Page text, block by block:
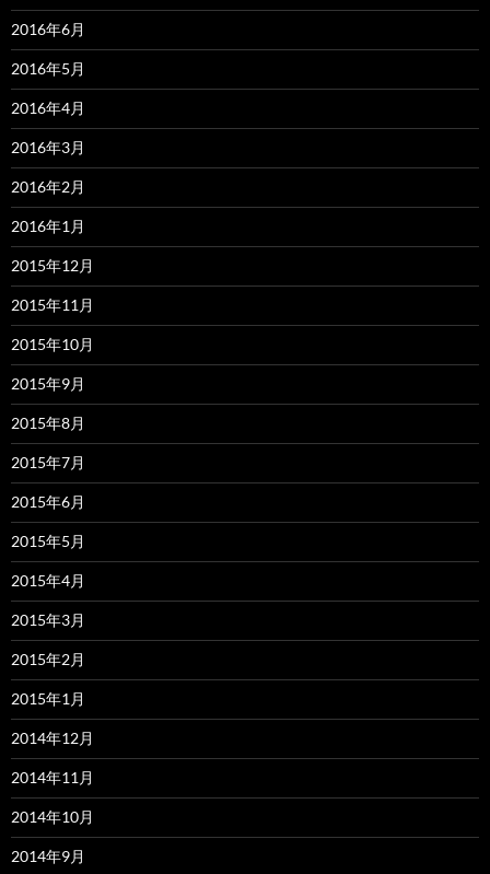
2016年6月
2016年5月
2016年4月
2016年3月
2016年2月
2016年1月
2015年12月
2015年11月
2015年10月
2015年9月
2015年8月
2015年7月
2015年6月
2015年5月
2015年4月
2015年3月
2015年2月
2015年1月
2014年12月
2014年11月
2014年10月
2014年9月